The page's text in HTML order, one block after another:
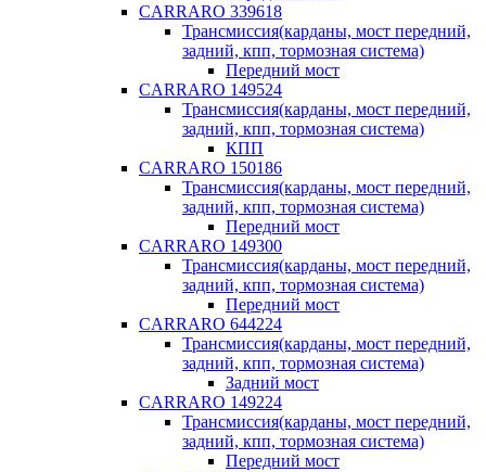
CARRARO 339618
Трансмиссия(карданы, мост передний,
задний, кпп, тормозная система)
Передний мост
CARRARO 149524
Трансмиссия(карданы, мост передний,
задний, кпп, тормозная система)
КПП
CARRARO 150186
Трансмиссия(карданы, мост передний,
задний, кпп, тормозная система)
Передний мост
CARRARO 149300
Трансмиссия(карданы, мост передний,
задний, кпп, тормозная система)
Передний мост
CARRARO 644224
Трансмиссия(карданы, мост передний,
задний, кпп, тормозная система)
Задний мост
CARRARO 149224
Трансмиссия(карданы, мост передний,
задний, кпп, тормозная система)
Передний мост